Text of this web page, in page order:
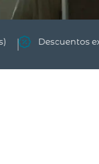
Beneficios por